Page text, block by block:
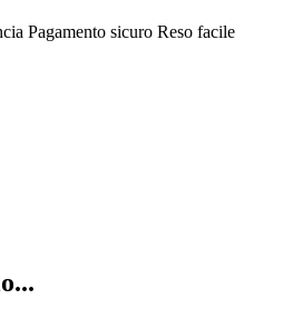
Pagamento sicuro Reso facile